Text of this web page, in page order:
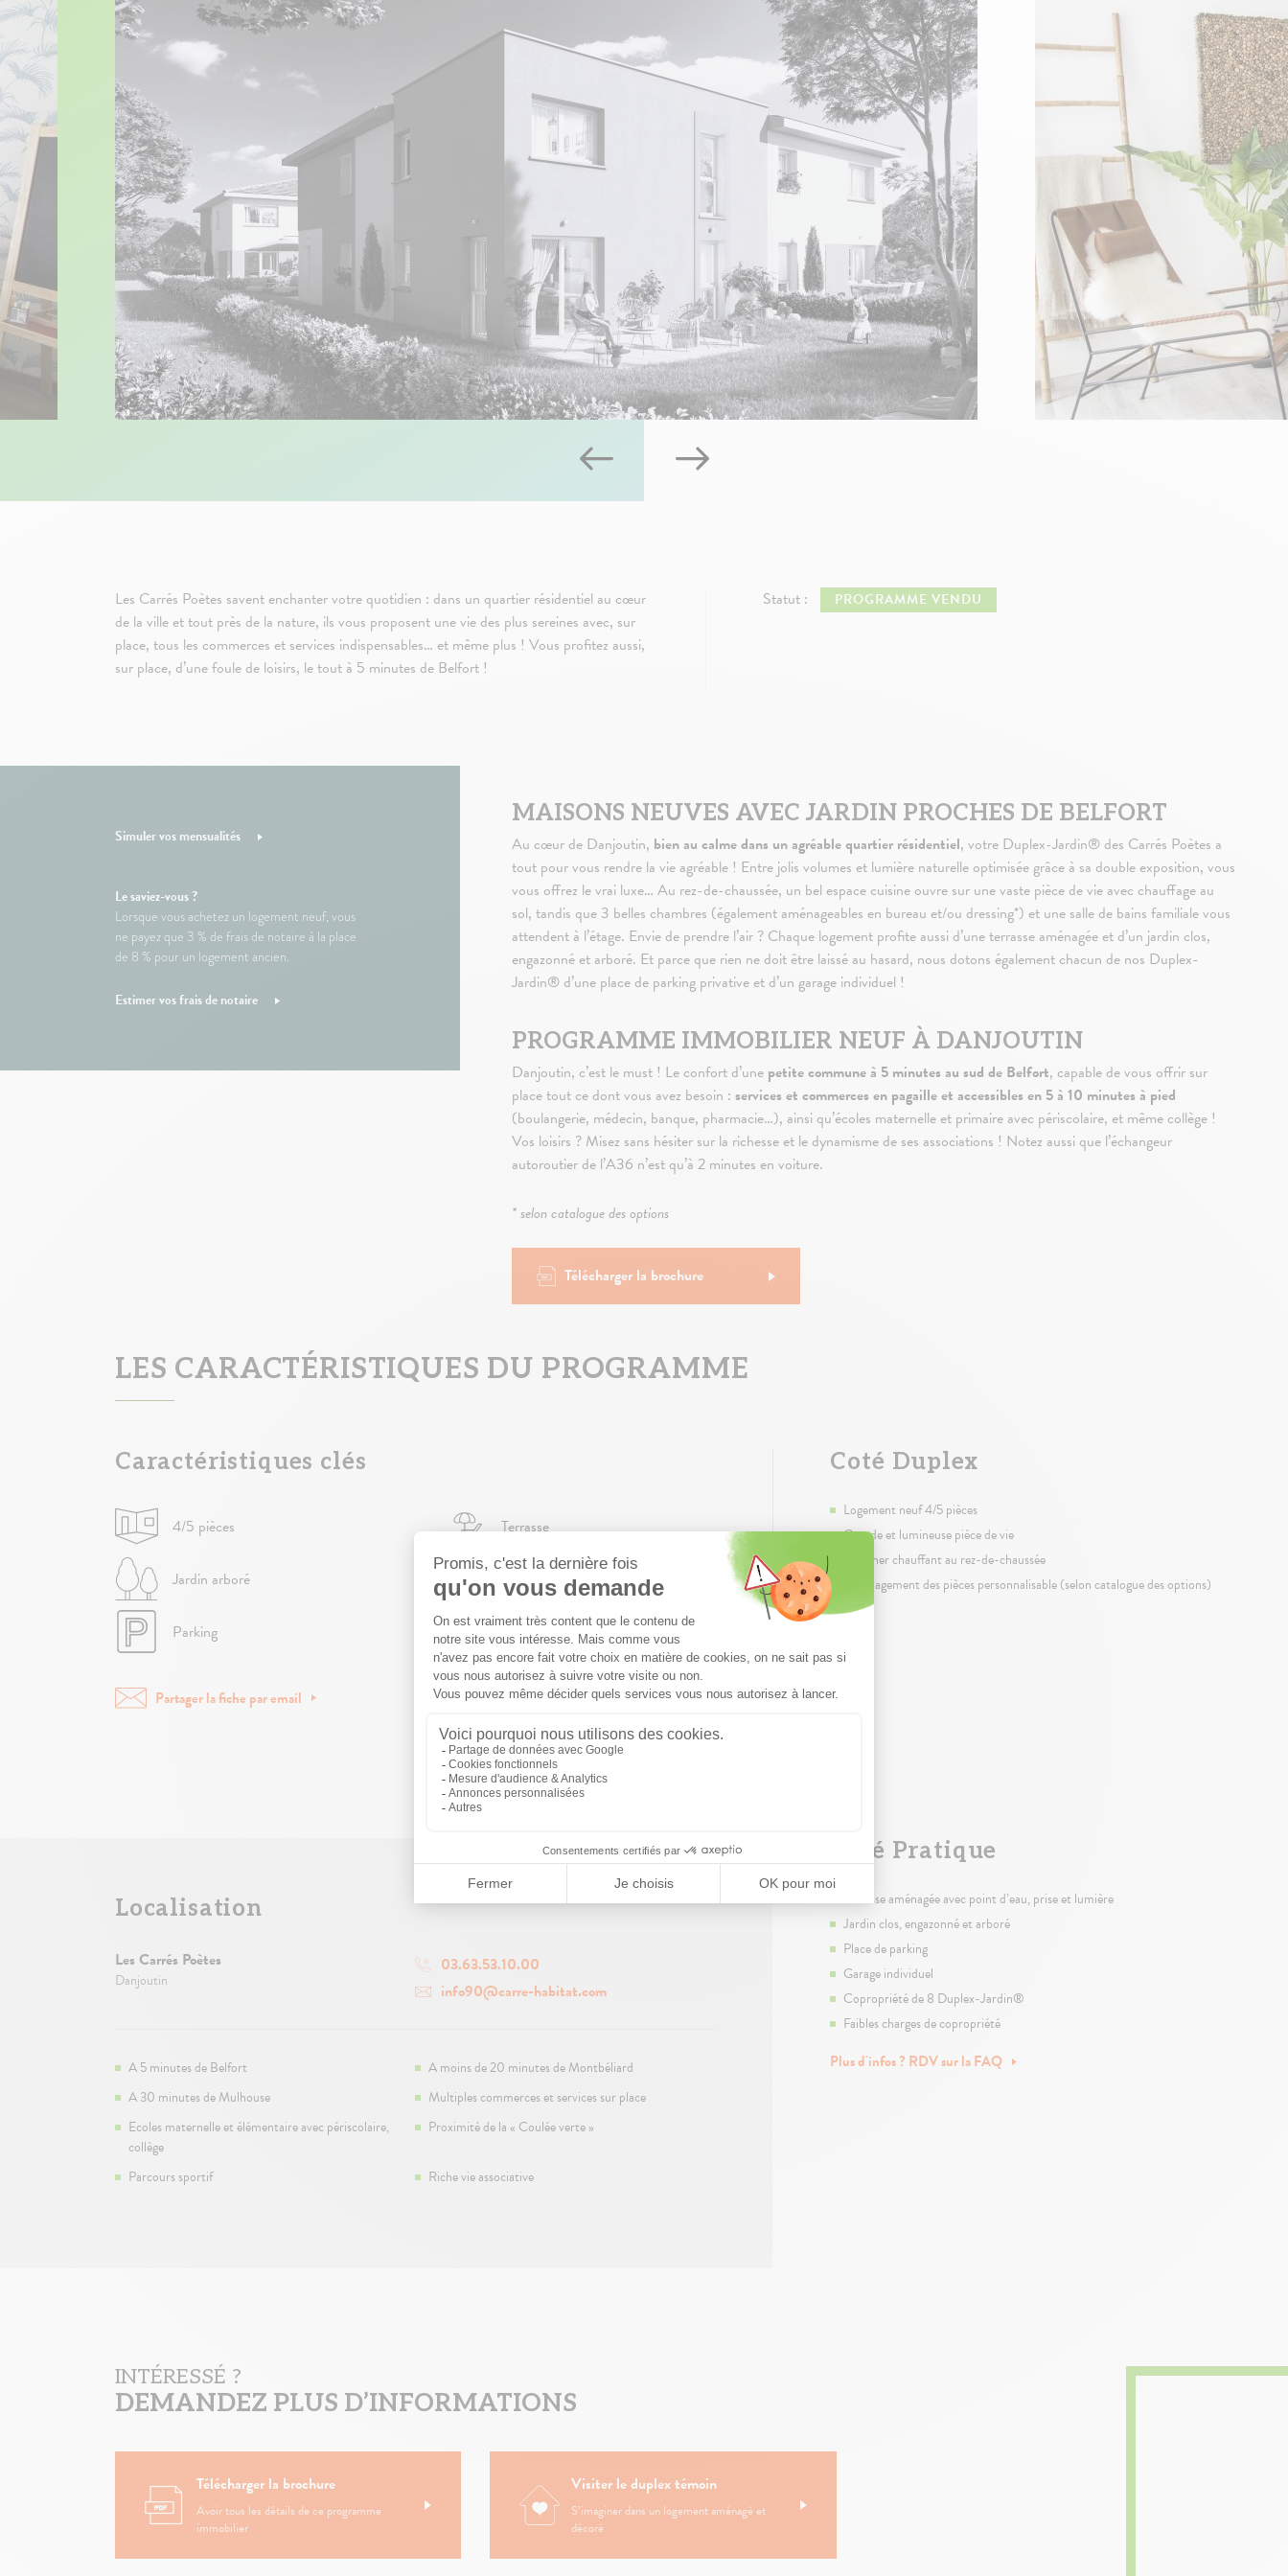
Les Carrés Poètes savent enchanter votre quotidien : dans un quartier résidentiel au cœur
de la ville et tout près de la nature, ils vous proposent une vie des plus sereines avec, sur
place, tous les commerces et services indispensables… et même plus ! Vous profitez aussi,
sur place, d’une foule de loisirs, le tout à 5 minutes de Belfort !
Statut : PROGRAMME VENDU
Simuler vos mensualités
Le saviez-vous ?
Lorsque vous achetez un logement neuf, vous
ne payez que 3 % de frais de notaire à la place
de 8 % pour un logement ancien.
Estimer vos frais de notaire
MAISONS NEUVES AVEC JARDIN PROCHES DE BELFORT
Au cœur de Danjoutin, bien au calme dans un agréable quartier résidentiel, votre Duplex-Jardin® des Carrés Poètes a
tout pour vous rendre la vie agréable ! Entre jolis volumes et lumière naturelle optimisée grâce à sa double exposition, vous
vous offrez le vrai luxe… Au rez-de-chaussée, un bel espace cuisine ouvre sur une vaste pièce de vie avec chauffage au
sol, tandis que 3 belles chambres (également aménageables en bureau et/ou dressing*) et une salle de bains familiale vous
attendent à l’étage. Envie de prendre l’air ? Chaque logement profite aussi d’une terrasse aménagée et d’un jardin clos,
engazonné et arboré. Et parce que rien ne doit être laissé au hasard, nous dotons également chacun de nos Duplex-
Jardin® d’une place de parking privative et d’un garage individuel !
PROGRAMME IMMOBILIER NEUF À DANJOUTIN
Danjoutin, c’est le must ! Le confort d’une petite commune à 5 minutes au sud de Belfort, capable de vous offrir sur
place tout ce dont vous avez besoin : services et commerces en pagaille et accessibles en 5 à 10 minutes à pied
(boulangerie, médecin, banque, pharmacie…), ainsi qu’écoles maternelle et primaire avec périscolaire, et même collège !
Vos loisirs ? Misez sans hésiter sur la richesse et le dynamisme de ses associations ! Notez aussi que l’échangeur
autoroutier de l’A36 n’est qu’à 2 minutes en voiture.
* selon catalogue des options
Télécharger la brochure
LES CARACTÉRISTIQUES DU PROGRAMME
Caractéristiques clés
4/5 pièces Terrasse
Jardin arboré Garage individuel
Parking Accessibilité PMR
Partager la fiche par email
Coté Duplex
Logement neuf 4/5 pièces
Grande et lumineuse pièce de vie
Plancher chauffant au rez-de-chaussée
Aménagement des pièces personnalisable (selon catalogue des options)
Localisation
Les Carrés Poètes
Danjoutin
03.63.53.10.00
info90@carre-habitat.com
A 5 minutes de Belfort
A moins de 20 minutes de Montbéliard
A 30 minutes de Mulhouse
Multiples commerces et services sur place
Ecoles maternelle et élémentaire avec périscolaire,
collège
Proximité de la « Coulée verte »
Parcours sportif Riche vie associative
Côté Pratique
Terrasse aménagée avec point d’eau, prise et lumière
Jardin clos, engazonné et arboré
Place de parking
Garage individuel
Copropriété de 8 Duplex-Jardin®
Faibles charges de copropriété
Plus d'infos ? RDV sur la FAQ
INTÉRESSÉ ?
DEMANDEZ PLUS D’INFORMATIONS
Télécharger la brochure
Avoir tous les détails de ce programme
immobilier
Visiter le duplex témoin
S’imaginer dans un logement aménagé et
décoré